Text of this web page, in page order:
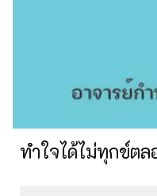
ทำใจได้ไม่ทุกข์ตล